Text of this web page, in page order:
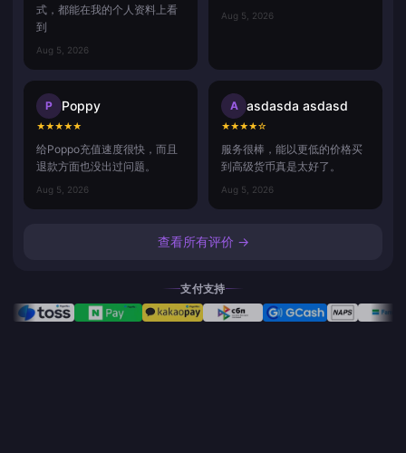
式，都能在我的个人资料上看
到
Aug 5, 2026
Aug 5, 2026
P Poppy
★★★★★
给Poppo充值速度很快，而且
退款方面也没出过问题。
Aug 5, 2026
A asdasda asdasd
★★★★☆
服务很棒，能以更低的价格买
到高级货币真是太好了。
Aug 5, 2026
查看所有评价 →
支付支持